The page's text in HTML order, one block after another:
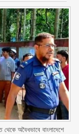
থেকে অবৈধভাবে বাংলাদেশে